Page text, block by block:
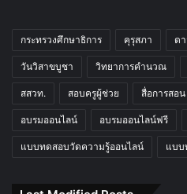
กระทรวงศึกษาธิการ คุรุสภา ด
วันวิสาขบูชา วิทยาการคำนวณ
สสวท. สอบครูผู้ช่วย สื่อการสอน
อบรมออนไลน์ อบรมออนไลน์ฟรี
แบบทดสอบวัดความรู้ออนไลน์ แบบ